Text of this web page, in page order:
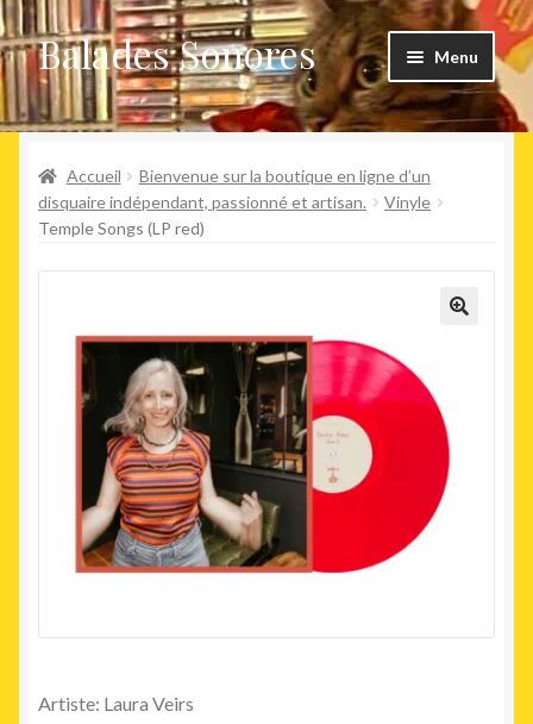
Aller
à
la
navigation
Aller
au
contenu
Balades Sonores Menu
Boutique
Nouveaux arrivages
Précommandes
Accueil
Bienvenue sur la boutique en ligne d’un
disquaire indépendant, passionné et artisan.
Vinyle
Temple Songs (LP red)
Artiste: Laura Veirs